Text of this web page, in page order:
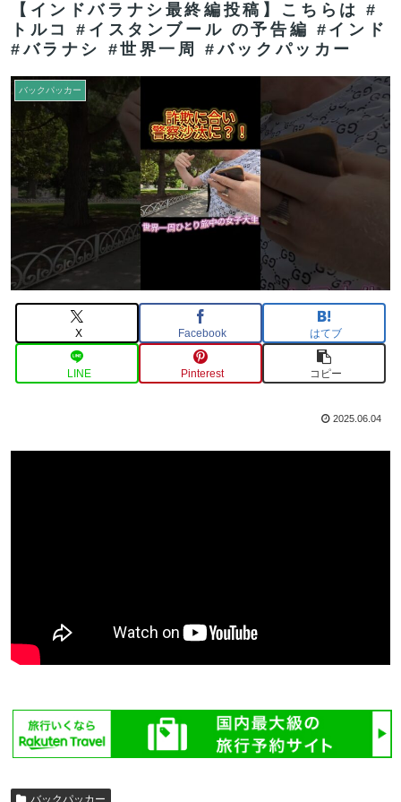
【インドバラナシ最終編投稿】こちらは #
トルコ #イスタンブール の予告編 #インド
#バラナシ #世界一周 #バックパッカー
バックパッカー
X Facebook はてブ
LINE Pinterest コピー
2025.06.04
バックパッカー